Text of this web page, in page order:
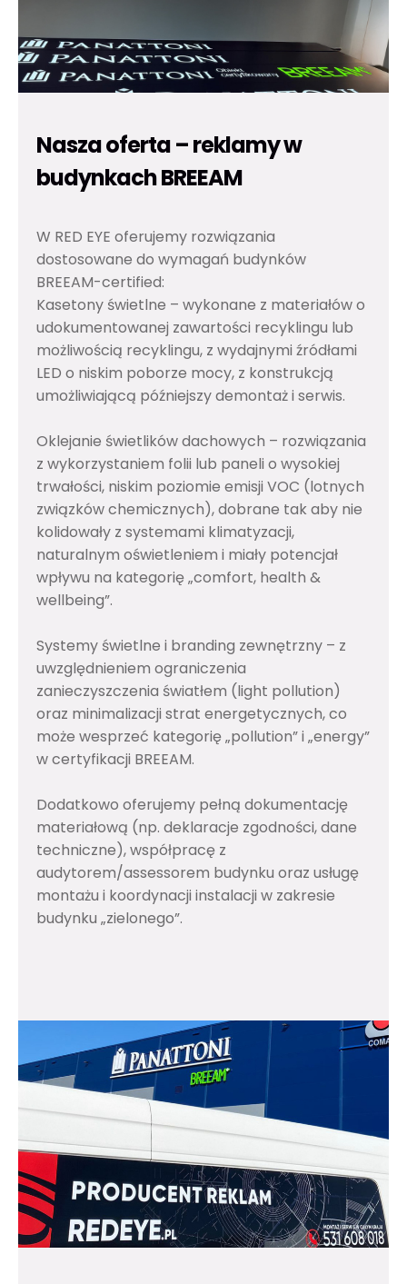
Nasza oferta – reklamy w
budynkach BREEAM
W RED EYE oferujemy rozwiązania
dostosowane do wymagań budynków
BREEAM-certified:
Kasetony świetlne – wykonane z materiałów o
udokumentowanej zawartości recyklingu lub
możliwością recyklingu, z wydajnymi źródłami
LED o niskim poborze mocy, z konstrukcją
umożliwiającą późniejszy demontaż i serwis.
Oklejanie świetlików dachowych – rozwiązania
z wykorzystaniem folii lub paneli o wysokiej
trwałości, niskim poziomie emisji VOC (lotnych
związków chemicznych), dobrane tak aby nie
kolidowały z systemami klimatyzacji,
naturalnym oświetleniem i miały potencjał
wpływu na kategorię „comfort, health &
wellbeing”.
Systemy świetlne i branding zewnętrzny – z
uwzględnieniem ograniczenia
zanieczyszczenia światłem (light pollution)
oraz minimalizacji strat energetycznych, co
może wesprzeć kategorię „pollution” i „energy”
w certyfikacji BREEAM.
Dodatkowo oferujemy pełną dokumentację
materiałową (np. deklaracje zgodności, dane
techniczne), współpracę z
audytorem/assessorem budynku oraz usługę
montażu i koordynacji instalacji w zakresie
budynku „zielonego”.